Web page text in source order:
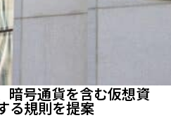
暗号通貨を含む仮想資
る規則を提案